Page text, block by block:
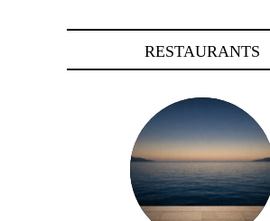
RESTAURANTS